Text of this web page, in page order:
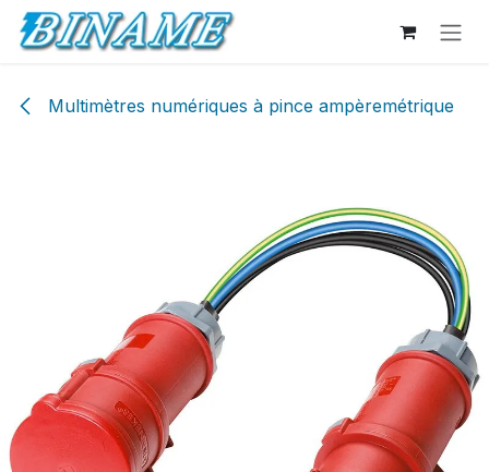
Se rendre au contenu
Multimètres numériques à pince ampèremétrique